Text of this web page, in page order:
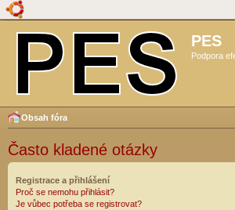
PES
Podpora
Obsah fóra
Často kladené otázky
Registrace a přihlášení
Proč se nemohu přihlásit?
Je vůbec potřeba se registrovat?